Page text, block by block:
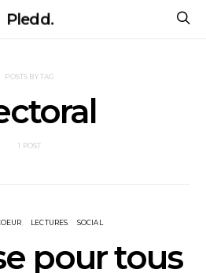
Pledd.
POSTS BY TAG
1 POST
LECTURES SOCIAL
pour tous